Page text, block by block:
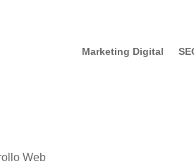
Marketing Digital
Web